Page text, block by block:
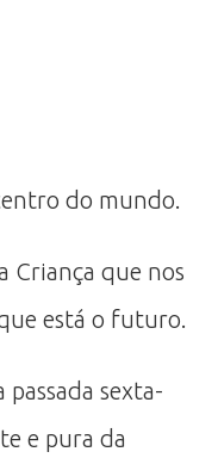
do mundo.
Criança que nos
está o futuro.
passada sexta-
e pura da